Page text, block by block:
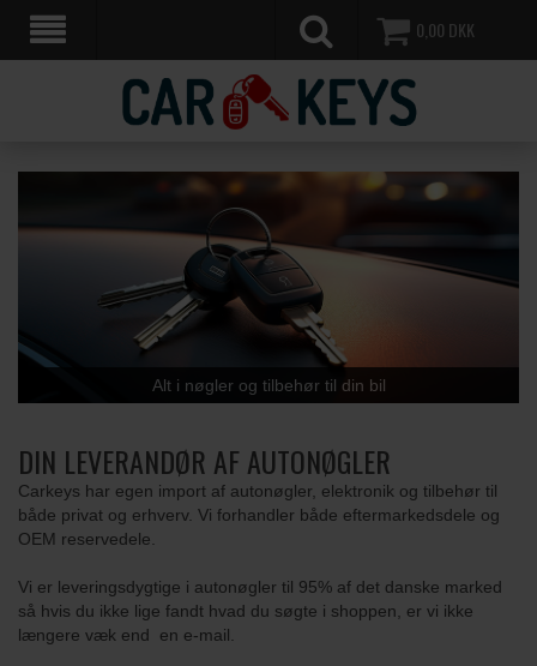
0,00 DKK
Alt i nøgler og tilbehør til din bil
DIN LEVERANDØR AF AUTONØGLER
Carkeys har egen import af autonøgler, elektronik og tilbehør til
både privat og erhverv. Vi forhandler både eftermarkedsdele og
OEM reservedele.
Vi er leveringsdygtige i autonøgler til 95% af det danske marked
så hvis du ikke lige fandt hvad du søgte i shoppen, er vi ikke
længere væk end en e-mail.